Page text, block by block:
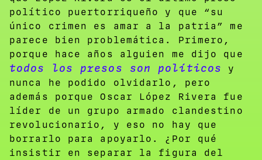
político puertorriqueño y que “su
único crimen es amar a la patria” me
parece bien problemática. Primero,
porque hace años alguien me dijo que
todos los presos son políticos
y
nunca he podido olvidarlo, pero
además porque Oscar López Rivera fue
líder de un grupo armado clandestino
revolucionario, y eso no hay que
borrarlo para apoyarlo. ¿Por qué
insistir en separar la figura del